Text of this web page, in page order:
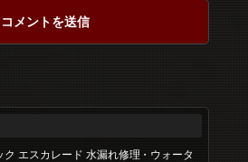
ク エスカレード 水漏れ修理・ウォータ